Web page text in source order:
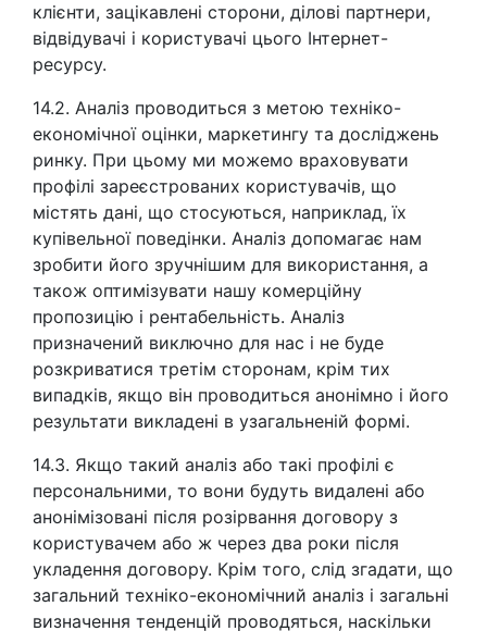
клієнти, зацікавлені сторони, ділові партнери,
відвідувачі і користувачі цього Інтернет-
ресурсу.
14.2. Аналіз проводиться з метою техніко-
економічної оцінки, маркетингу та досліджень
ринку. При цьому ми можемо враховувати
профілі зареєстрованих користувачів, що
містять дані, що стосуються, наприклад, їх
купівельної поведінки. Аналіз допомагає нам
зробити його зручнішим для використання, а
також оптимізувати нашу комерційну
пропозицію і рентабельність. Аналіз
призначений виключно для нас і не буде
розкриватися третім сторонам, крім тих
випадків, якщо він проводиться анонімно і його
результати викладені в узагальненій формі.
14.3. Якщо такий аналіз або такі профілі є
персональними, то вони будуть видалені або
анонімізовані після розірвання договору з
користувачем або ж через два роки після
укладення договору. Крім того, слід згадати, що
загальний техніко-економічний аналіз і загальні
визначення тенденцій проводяться, наскільки